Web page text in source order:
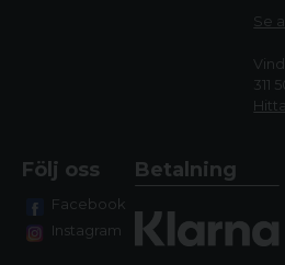
Se
311
Följ oss
Facebook
Instagram
Betalning